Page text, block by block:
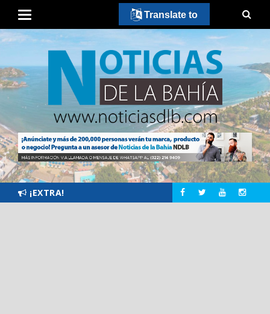
¡EXTRA!
Translate to